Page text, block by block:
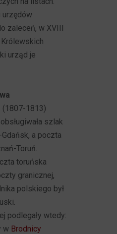
urzędów
zaleceń, w XVIII
urząd je
(1807-1813)
szlak
a poczta
Toruń.
toruńska
granicznej,
polskiego był
podlegały wtedy:
w Brodnicy